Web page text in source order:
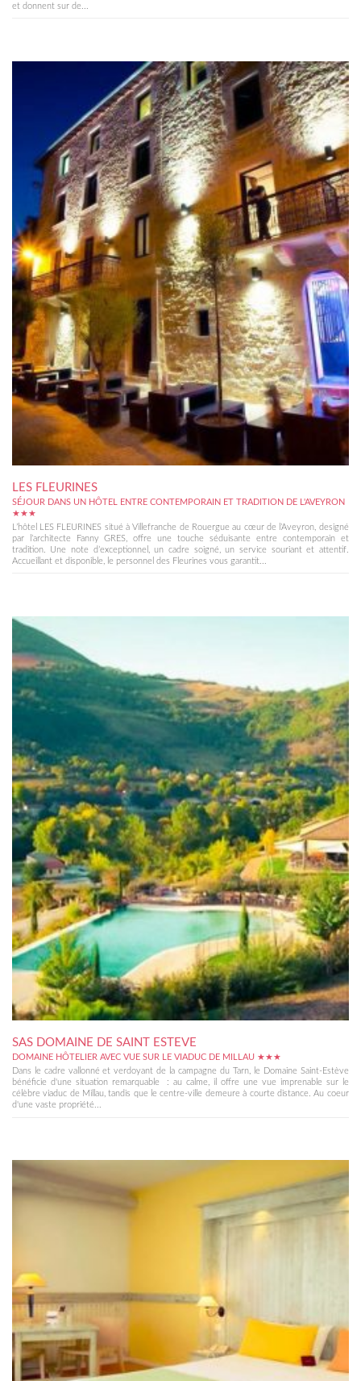
et donnent sur de...
LES FLEURINES
SÉJOUR DANS UN HÔTEL ENTRE CONTEMPORAIN ET TRADITION DE L'AVEYRON
★★★
L’hôtel LES FLEURINES situé à Villefranche de Rouergue au cœur de l’Aveyron, designé
par l’architecte Fanny GRES, offre une touche séduisante entre contemporain et
tradition. Une note d’exceptionnel, un cadre soigné, un service souriant et attentif.
Accueillant et disponible, le personnel des Fleurines vous garantit...
SAS DOMAINE DE SAINT ESTEVE
DOMAINE HÔTELIER AVEC VUE SUR LE VIADUC DE MILLAU ★★★
Dans le cadre vallonné et verdoyant de la campagne du Tarn, le Domaine Saint-Estève
bénéficie d'une situation remarquable : au calme, il offre une vue imprenable sur le
célèbre viaduc de Millau, tandis que le centre-ville demeure à courte distance. Au coeur
d'une vaste propriété...